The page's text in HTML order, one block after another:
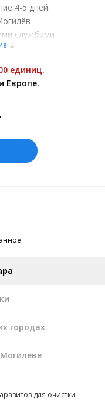
4-5 дней.
службами
в Москве.
Цены на
10 руб.=
единиц.
Европе.
городах
для очистки